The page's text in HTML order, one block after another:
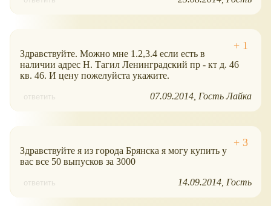
Здравствуйте. Можно мне 1.2,3.4 если есть в
наличии адрес Н. Тагил Ленинградский пр - кт д. 46
кв. 46. И цену пожелуйста укажите.
ответить 07.09.2014 Гость Лайка
Здравствуйте я из города Брянска я могу купить у
вас все 50 выпусков за 3000
ответить 14.09.2014 Гость